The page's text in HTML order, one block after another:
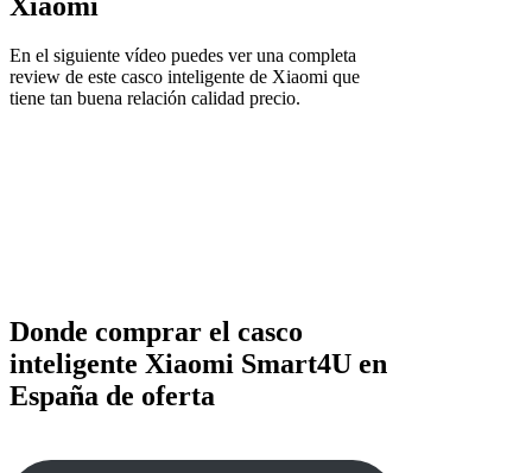
En el siguiente vídeo puedes ver una completa
review de este casco inteligente de Xiaomi que
tiene tan buena relación calidad precio.
Donde comprar el casco
inteligente Xiaomi Smart4U en
España de oferta